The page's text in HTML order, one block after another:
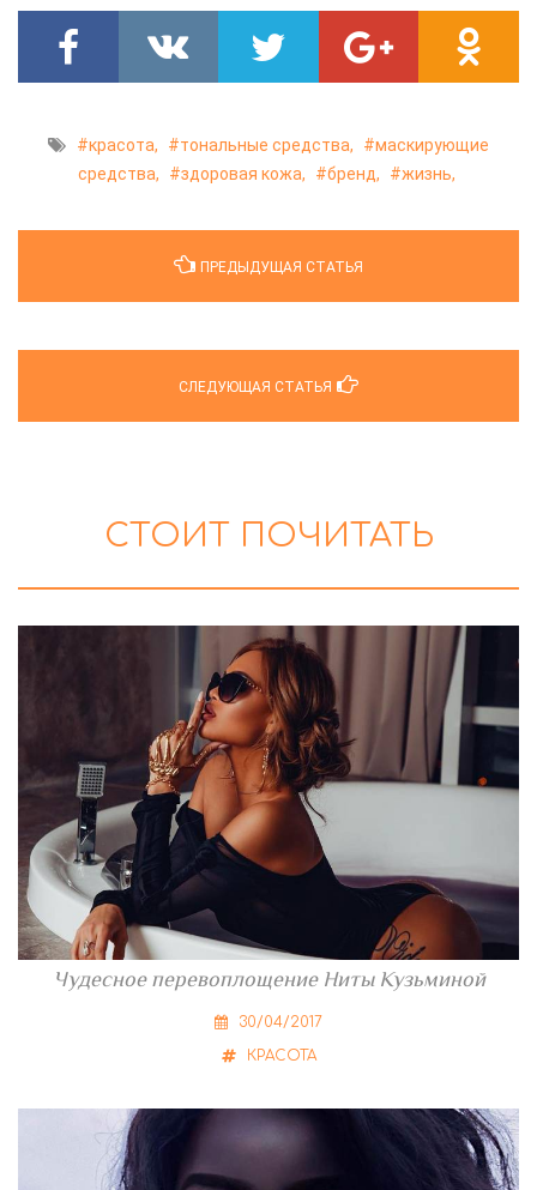
красота, тональные средства,
маскирующие
средства,
здоровая кожа, бренд, жизнь,
ПРЕДЫДУЩАЯ СТАТЬЯ
СЛЕДУЮЩАЯ СТАТЬЯ
СТОИТ ПОЧИТАТЬ
Чудесное перевоплощение Ниты Кузьминой
30/04/2017
КРАСОТА